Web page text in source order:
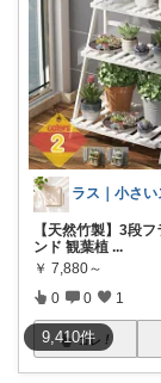
9,410件
【天然竹製】3段
ンド 観葉植 ...
￥ 7,880～
0 0 1
コレ